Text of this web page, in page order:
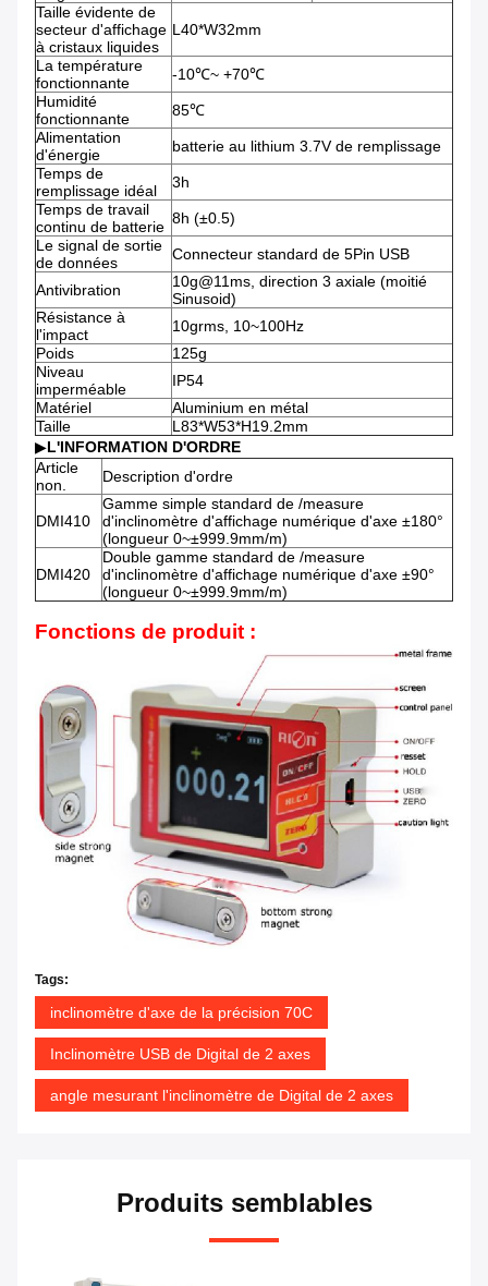
Taille évidente de
secteur d'affichage
à cristaux liquides
L40*W32mm
La température
fonctionnante
-10℃~ +70℃
Humidité
fonctionnante
85℃
Alimentation
d'énergie
batterie au lithium 3.7V de remplissage
Temps de
remplissage idéal
3h
Temps de travail
continu de batterie 8h (±0.5)
Le signal de sortie
de données
Connecteur standard de 5Pin USB
Antivibration
10g@11ms, direction 3 axiale (moitié
Sinusoid)
Résistance à
l'impact
10grms, 10~100Hz
Poids
125g
Niveau
imperméable
IP54
Matériel
Aluminium en métal
Taille
L83*W53*H19.2mm
▶L'INFORMATION D'ORDRE
Article
non.
Description d'ordre
DMI410
Gamme simple standard de /measure
d'inclinomètre d'affichage numérique d'axe ±180°
(longueur 0~±999.9mm/m)
DMI420
Double gamme standard de /measure
d'inclinomètre d'affichage numérique d'axe ±90°
(longueur 0~±999.9mm/m)
Fonctions de produit :
Tags:
inclinomètre d'axe de la précision 70C
Inclinomètre USB de Digital de 2 axes
angle mesurant l'inclinomètre de Digital de 2 axes
Produits semblables